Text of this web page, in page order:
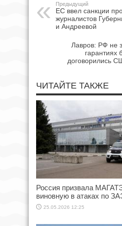
Предыдущий
ЕС ввел санкции
журналистов
и Андреевой
Лавров: РФ не
гарантиях
договорились
ЧИТАЙТЕ ТАКЖЕ
Россия призвала
виновную в атаках по
25.05.2026 12:25